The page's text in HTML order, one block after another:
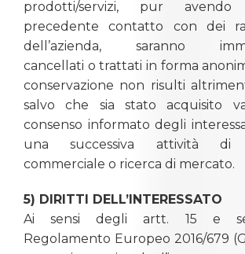
prodotti/servizi, pur
precedente contatto con dei
dell’azienda, saranno
cancellati o trattati in forma
conservazione non risulti
salvo che sia stato acquisito
consenso informato degli
una successiva attività di
commerciale o ricerca di mercato.
5) DIRITTI DELL’INTERESSATO
Ai sensi degli artt. 15 e
Regolamento Europeo 2016/679